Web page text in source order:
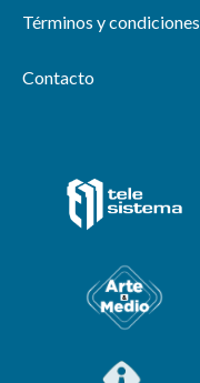
Términos y condiciones
Contacto